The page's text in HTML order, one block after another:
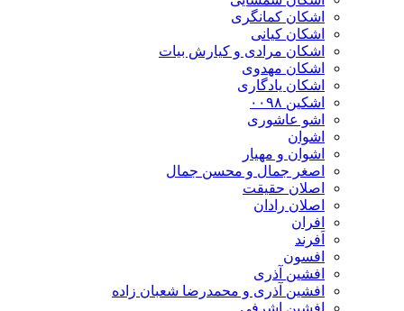
اشکان‌ کمانگری
اشکان کیانی
اشکان مرادی و کیارش بیات
اشکان مهدوی
اشکان یادگاری
اشکین ۰۰۹۸
اشو عاشوری
اشوان
اشوان و مهیار
اصغر جمال و محسن جمال
اصلان حقیقت
اصلان رادان
افران
اَفرند
افسون
افشین آذری
افشین آذری و محمدرضا شعبان زاده
افشین اشرفی